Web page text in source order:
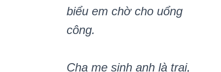
biểu em chờ cho uổng
công.
Cha mẹ sinh anh là trai,